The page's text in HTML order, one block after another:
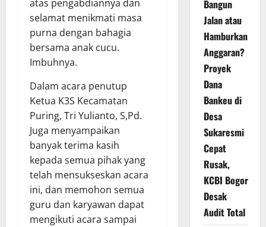
atas pengabdiannya dan
selamat menikmati masa
purna dengan bahagia
bersama anak cucu.
Imbuhnya.
Dalam acara penutup
Ketua K3S Kecamatan
Puring, Tri Yulianto, S,Pd.
Juga menyampaikan
banyak terima kasih
kepada semua pihak yang
telah mensukseskan acara
ini, dan memohon semua
guru dan karyawan dapat
mengikuti acara sampai
Bangun
Jalan atau
Hamburkan
Anggaran?
Proyek
Dana
Bankeu di
Desa
Sukaresmi
Cepat
Rusak,
KCBI Bogor
Desak
Audit Total